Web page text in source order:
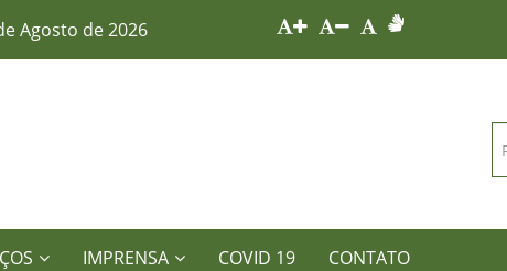
Agosto de 2026
IMPRENSA COVID 19 CONTATO